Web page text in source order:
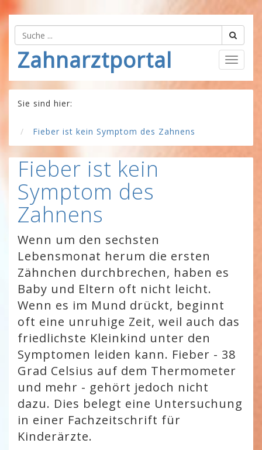
Zahnarztportal
Sie sind hier:
Fieber ist kein Symptom des Zahnens
Fieber ist kein
Symptom des
Zahnens
Wenn um den sechsten
Lebensmonat herum die ersten
Zähnchen durchbrechen, haben es
Baby und Eltern oft nicht leicht.
Wenn es im Mund drückt, beginnt
oft eine unruhige Zeit, weil auch das
friedlichste Kleinkind unter den
Symptomen leiden kann. Fieber - 38
Grad Celsius auf dem Thermometer
und mehr - gehört jedoch nicht
dazu. Dies belegt eine Untersuchung
in einer Fachzeitschrift für
Kinderärzte.